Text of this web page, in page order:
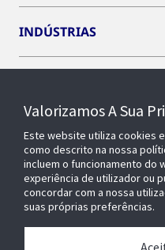
INDÚSTRIAS
SOBRE NÓS
OPENBLUE
EDIFÍCIOS
Valorizamos A Sua
Este website utiliza cookies
como descrito na nossa
incluem o funcionamento do
experiência de utilizador ou
concordar com a nossa
suas próprias preferências.